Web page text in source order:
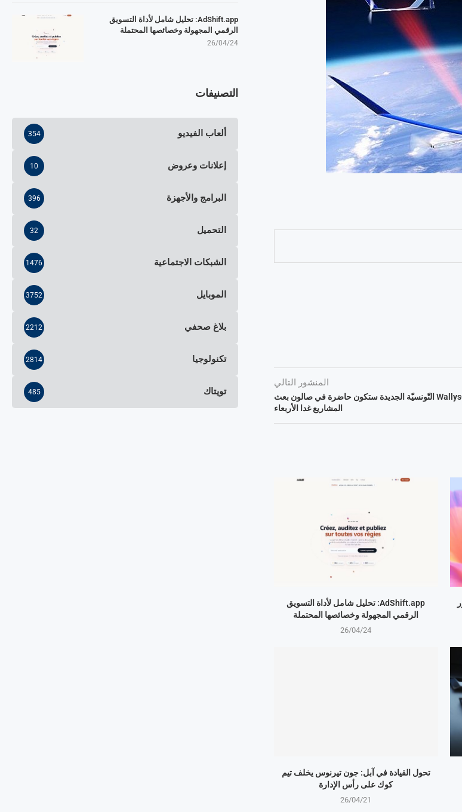
المنشور التالي
سيّارة WallysCar التّونسيّة الجديدة ستكون حاضرة في صالون بعث
المشاريع غدا الأربعاء
AdShift.app: تحليل شامل لأداة التسويق
الرقمي المجهولة وخصائصها المحتملة
26/04/24
تحول القيادة في آبل: جون تيرنوس يخلف تيم
كوك على رأس الإدارة
26/04/21
AdShift.app: تحليل شامل لأداة التسويق
الرقمي المجهولة وخصائصها المحتملة
26/04/24
التصنيفات
ألعاب الفيديو 354
إعلانات وعروض 10
البرامج والأجهزة 396
التحميل 32
الشبكات الاجتماعية 1476
الموبايل 3752
بلاغ صحفي 2212
تكنولوجيا 2814
تويتاك 485